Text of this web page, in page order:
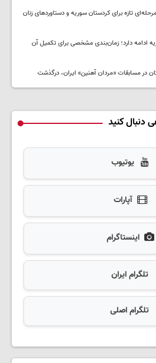
تازه برای کردستان سوریه و دستاوردهای زنان
ادامه دارد؛ زمان‌بندی مشخصی برای تکمیل آن
در مسابقات «مردان آهنین» ایران، درگذشت
دنبال کنید
یوتیوب
آپارات
اینستاگرام
تلگرام ایران
تلگرام اصلی